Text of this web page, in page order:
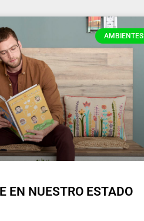
AMBIENTES
EN NUESTRO ESTADO